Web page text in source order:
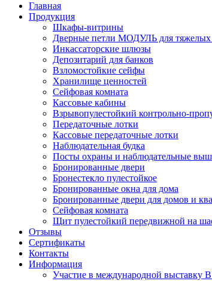
Главная
Продукция
Шкафы-витрины
Дверные петли МОДУЛЬ для тяжелых
Инкассаторские шлюзы
Депозитарий для банков
Взломостойкие сейфы
Хранилище ценностей
Сейфовая комната
Кассовые кабины
Взрывопулестойкий контрольно-
Передаточные лотки
Кассовые передаточные лотки
Наблюдательная будка
Посты охраны и наблюдательные
Бронированные двери
Бронестекло пулестойкое
Бронированные окна для дома
Бронированные двери для домов и
Сейфовая комната
Щит пулестойкий передвижной на
Отзывы
Сертификаты
Контакты
Информация
Участие в международной выставку